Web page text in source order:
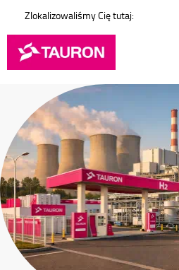
Zlokalizowaliśmy Cię tutaj: